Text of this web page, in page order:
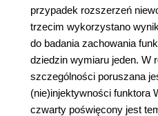
przypadek rozszerzeń
trzecim wykorzystano
do badania zachowania
dziedzin wymiaru jeden. W
szczególności poruszana
(nie)injektywności funktora
czwarty poświęcony jest